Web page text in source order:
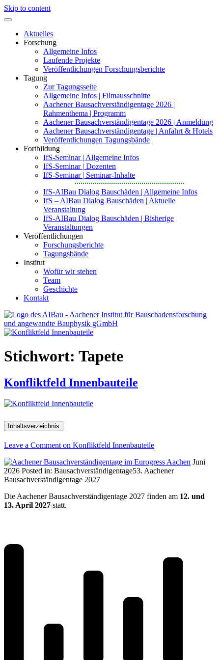
Skip to content
Aktuelles
Forschung
Allgemeine Infos
Laufende Projekte
Veröffentlichungen Forschungsberichte
Tagung
Zur Tagungsseite
Allgemeine Infos | Filmausschnitte
Aachener Bausachverständigentage 2026 |
Rahmenthema | Programm
Aachener Bausachverständigentage 2026 | Anmeldung
Aachener Bausachverständigentage | Anfahrt & Hotels
Veröffentlichungen Tagungsbände
Fortbildung
IfS-Seminar | Allgemeine Infos
IfS-Seminar | Dozenten
IfS-Seminar | Seminar-Inhalte
IfS-AIBau Dialog Bauschäden | Allgemeine Infos
IfS – AIBau Dialog Bauschäden | Aktuelle
Veranstaltung
IfS-AIBau Dialog Bauschäden | Bisherige
Veranstaltungen
Veröffentlichungen
Forschungsberichte
Tagungsbände
Institut
Wofür wir stehen
Team
Geschichte
Kontakt
angewandte Bauphysik
Stichwort: Tapete
Konfliktfeld Innenbauteile
Inhaltsverzeichnis
Leave a Comment on Konfliktfeld Innenbauteile
Juni
2026 Posted in: Bausachverständigentage53. Aachener
Bausachverständigentage 2027
Die Aachener Bausachverständigentage 2027 finden am 12. und
13. April 2027 statt.